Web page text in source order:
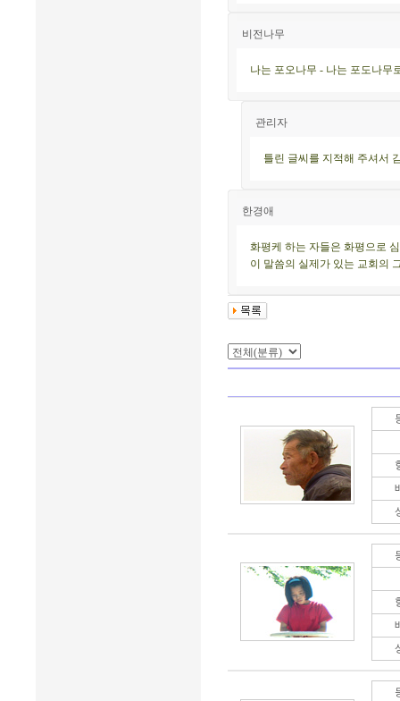
비전나무
나는 포오나무 - 나는 포도나무
관리자
틀린 글씨를 지적해 주셔서
한경애
화평케 하는 자들은 화평으로
이 말씀의 실제가 있는 교회의